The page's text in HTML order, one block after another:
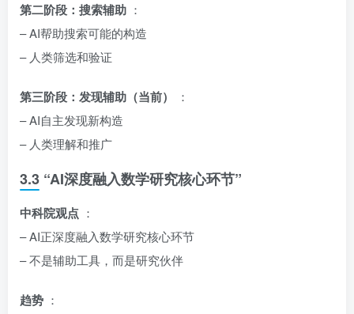
第二阶段：搜索辅助 ：
– AI帮助搜索可能的构造
– 人类筛选和验证
第三阶段：发现辅助（当前）
：
– AI自主发现新构造
– 人类理解和推广
3.3 “AI深度融入数学研究核心环节”
中科院观点 ：
– AI正深度融入数学研究核心环节
– 不是辅助工具，而是研究伙伴
趋势 ：